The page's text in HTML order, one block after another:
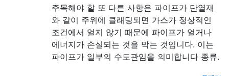
주목해야 할 또 다른 사항은 파이프가 단열재
와 같이 주위에 클래딩되면 가스가 정상적인
조건에서 얼지 않기 때문에 파이프가 얼거나
에너지가 손실되는 것을 막는 것입니다. 이는
파이프가 일부의 수도관임을 의미합니다 종류.